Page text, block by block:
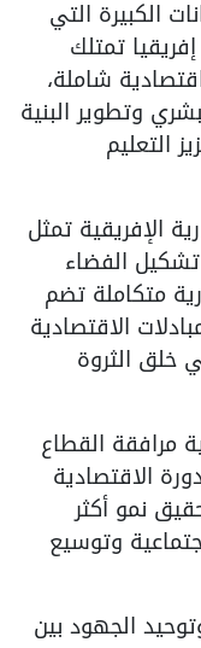
الكبيرة التي
تمتلك
شاملة،
وتطوير البنية
التعليم
الإفريقية تمثل
تشكيل الفضاء
متكاملة تضم
المبادلات الاقتصادية
خلق الثروة
مرافقة القطاع
الاقتصادية
نمو أكثر
وتوسيع
الجهود بين